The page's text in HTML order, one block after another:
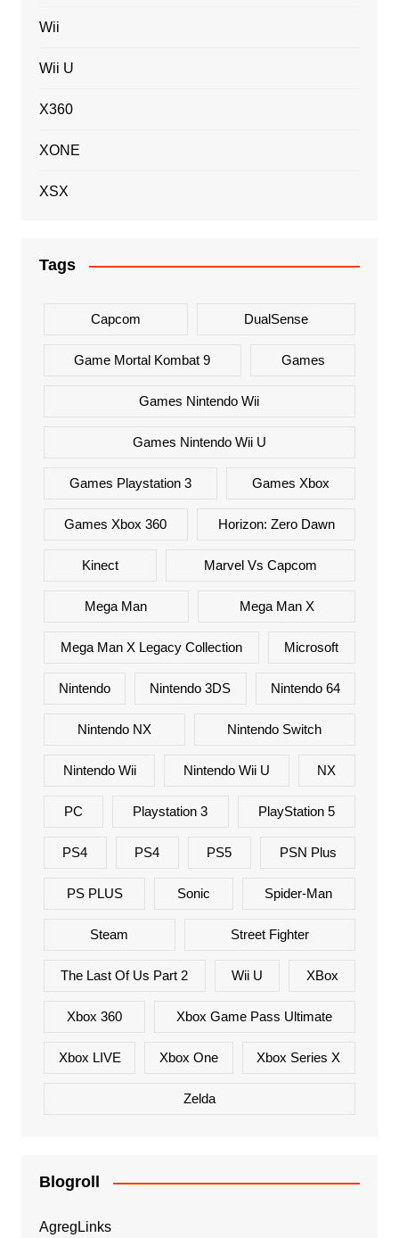
Wii
Wii U
X360
XONE
XSX
Tags
Capcom DualSense
Game Mortal Kombat 9 Games
Games Nintendo Wii
Games Nintendo Wii U
Games Playstation 3 Games Xbox
Games Xbox 360 Horizon: Zero Dawn
Kinect Marvel Vs Capcom
Mega Man Mega Man X
Mega Man X Legacy Collection Microsoft
Nintendo Nintendo 3DS Nintendo 64
Nintendo NX Nintendo Switch
Nintendo Wii Nintendo Wii U NX
PC Playstation 3 PlayStation 5
PS4 PS4 PS5 PSN Plus
PS PLUS Sonic Spider-Man
Steam Street Fighter
The Last Of Us Part 2 Wii U XBox
Xbox 360 Xbox Game Pass Ultimate
Xbox LIVE Xbox One Xbox Series X
Zelda
Blogroll
AgregLinks